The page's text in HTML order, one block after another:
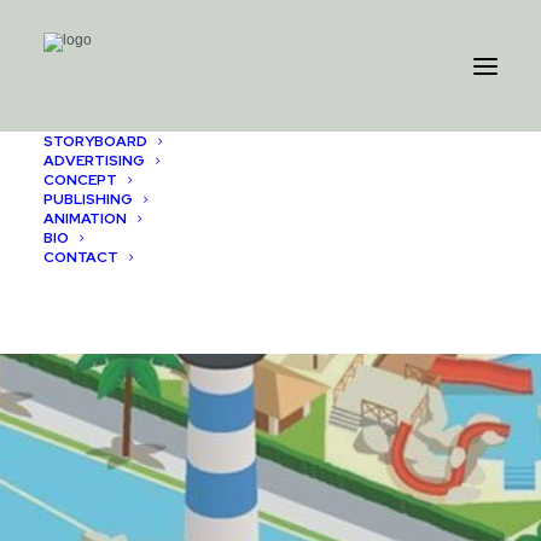
STORYBOARD
ADVERTISING
CONCEPT
PUBLISHING
ANIMATION
BIO
CONTACT